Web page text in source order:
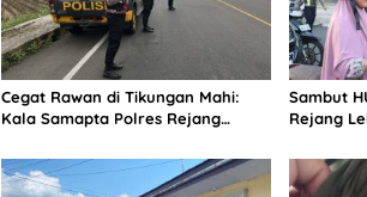
Cegat Rawan di Tikungan Mahi:
Kala Samapta Polres Rejang
Kejahatan
Sambut
Rejang
Bendera